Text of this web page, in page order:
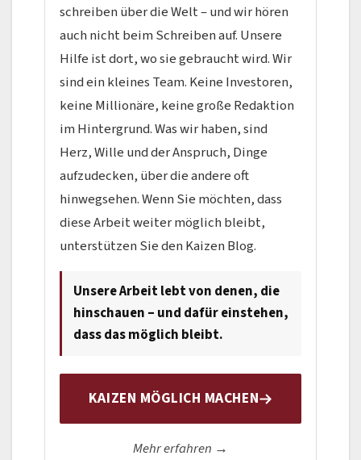
schreiben über die Welt – und wir hören
auch nicht beim Schreiben auf. Unsere
Hilfe ist dort, wo sie gebraucht wird. Wir
sind ein kleines Team. Keine Investoren,
keine Millionäre, keine große Redaktion
im Hintergrund. Was wir haben, sind
Herz, Wille und der Anspruch, Dinge
aufzudecken, über die andere oft
hinwegsehen. Wenn Sie möchten, dass
diese Arbeit weiter möglich bleibt,
unterstützen Sie den Kaizen Blog.
Unsere Arbeit lebt von denen, die
hinschauen – und dafür einstehen,
dass das möglich bleibt.
KAIZEN MÖGLICH MACHEN
Mehr erfahren →